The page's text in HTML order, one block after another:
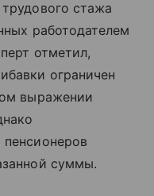
стажа
работодателем
отметил,
ограничен
выражении
суммы.